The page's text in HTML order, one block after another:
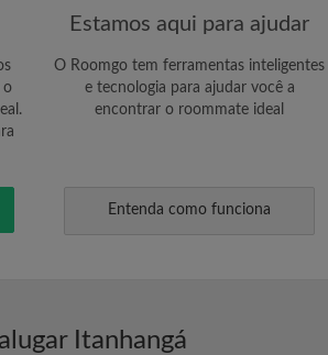
o
Estamos aqui para ajudar
O Roomgo tem ferramentas inteligentes
e tecnologia para ajudar você a
encontrar o roommate ideal
Entenda como funciona
Itanhangá